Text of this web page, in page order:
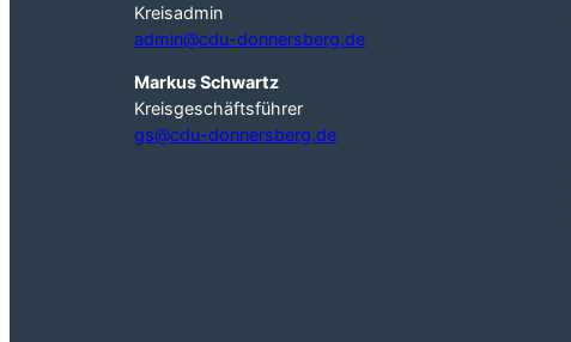
Kreisadmin
admin@cdu-donnersberg.de
Markus Schwartz
Kreisgeschäftsführer
gs@cdu-donnersberg.de